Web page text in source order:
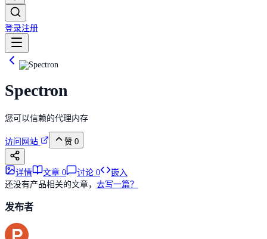
登录注册
Spectron
您可以信赖的代理内存
访问网站 赞 0
详情 文章 0 讨论 0
嵌入
还没有产品相关的文章， 去写一篇？
发布者